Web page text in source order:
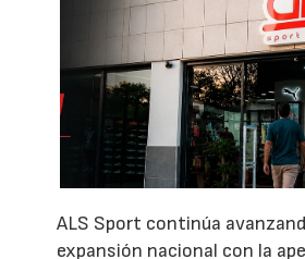
ALS Sport continúa
expansión nacional con la